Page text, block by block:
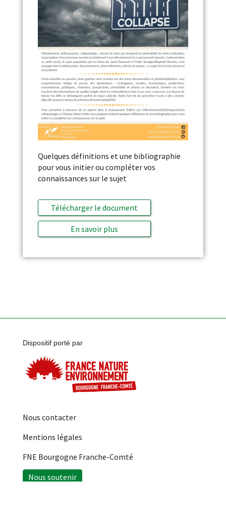
Quelques définitions et une bibliographie
pour vous initier ou compléter vos
connaissances sur le sujet
Télécharger le document
En savoir plus
Dispositif porté par
Nous contacter
Mentions légales
FNE Bourgogne Franche-Comté
Nous soutenir